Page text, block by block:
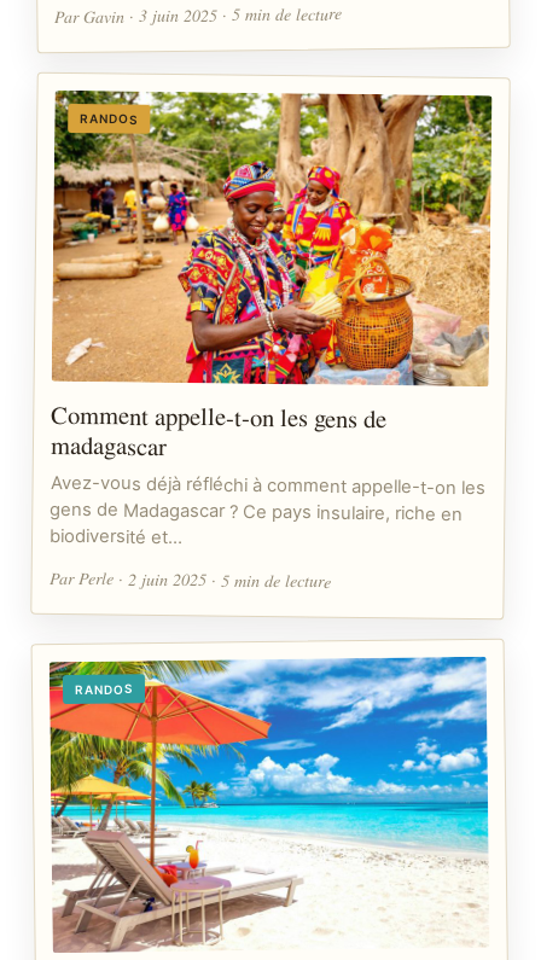
Par Gavin · 3 juin 2025 · 5 min de lecture
RANDOS
Comment appelle-t-on les gens de
madagascar
Avez-vous déjà réfléchi à comment appelle-t-on les
gens de Madagascar ? Ce pays insulaire, riche en
biodiversité et…
Par Perle · 2 juin 2025 · 5 min de lecture
RANDOS